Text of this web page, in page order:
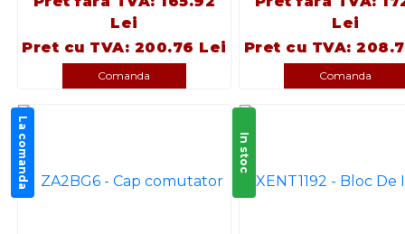
Lei
Pret cu TVA: 200.76 Lei
Comanda
Lei
Pret cu TVA:
Comanda
La comanda In stoc